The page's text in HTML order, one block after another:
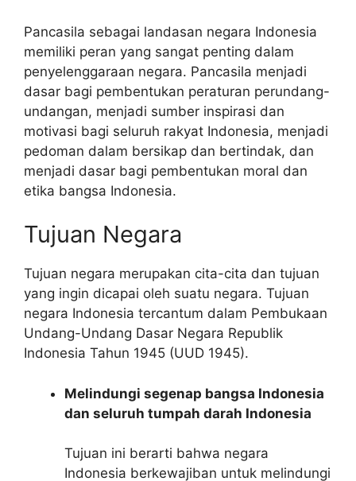
Pancasila sebagai landasan negara Indonesia
memiliki peran yang sangat penting dalam
penyelenggaraan negara. Pancasila menjadi
dasar bagi pembentukan peraturan perundang-
undangan, menjadi sumber inspirasi dan
motivasi bagi seluruh rakyat Indonesia, menjadi
pedoman dalam bersikap dan bertindak, dan
menjadi dasar bagi pembentukan moral dan
etika bangsa Indonesia.
Tujuan Negara
Tujuan negara merupakan cita-cita dan tujuan
yang ingin dicapai oleh suatu negara. Tujuan
negara Indonesia tercantum dalam Pembukaan
Undang-Undang Dasar Negara Republik
Indonesia Tahun 1945 (UUD 1945).
Melindungi segenap bangsa Indonesia
dan seluruh tumpah darah Indonesia
Tujuan ini berarti bahwa negara
Indonesia berkewajiban untuk melindungi